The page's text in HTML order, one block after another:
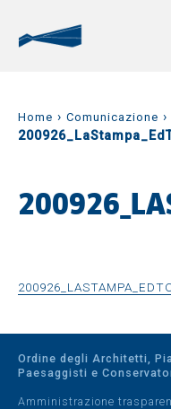
Home › Comunicazione ›
Ordine degli Architetti,
Paesaggisti e
Amministrazione